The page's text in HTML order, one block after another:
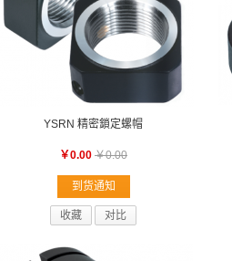
YSRN 精密鎖定螺帽
￥0.00 ￥0.00
到货通知
收藏 对比